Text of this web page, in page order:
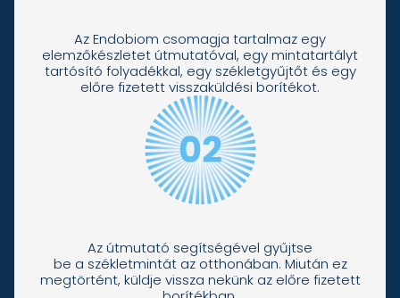
Az Endobiom csomagja tartalmaz egy
elemzőkészletet útmutatóval, egy mintatartályt
tartósító folyadékkal, egy székletgyűjtőt és egy
előre fizetett visszaküldési borítékot.
Az útmutató segítségével gyűjtse
be a székletmintát az otthonában. Miután ez
megtörtént, küldje vissza nekünk az előre fizetett